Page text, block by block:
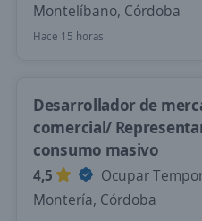
Montelíbano, Córdoba
Hace 15 horas
Desarrollador de
comercial/
consumo masivo
4,5
Ocupar
Montería, Córdoba